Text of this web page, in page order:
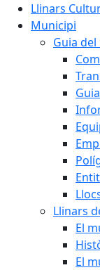
Llinars
Municipi
Guia
Llinars
El
El